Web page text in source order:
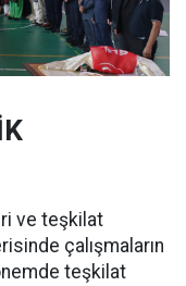
ve teşkilat
çalışmaların
teşkilat